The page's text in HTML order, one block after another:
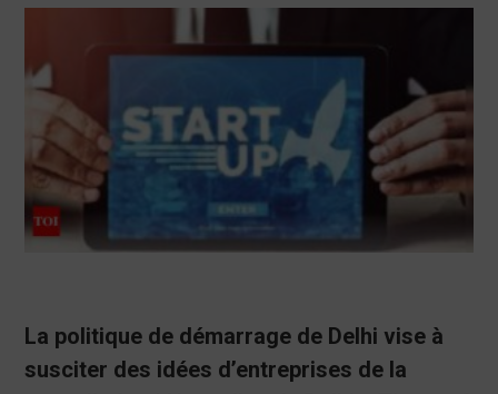
La politique de démarrage de Delhi vise à
susciter des idées d’entreprises de la